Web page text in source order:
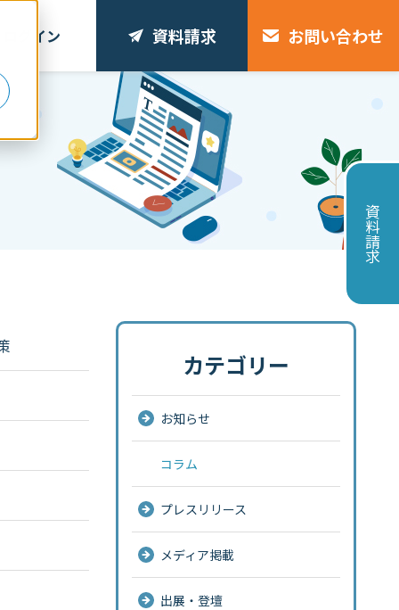
ログイン 資料請求 お問い合わせ
資料請求
カテゴリー
お知らせ
コラム
プレスリリース
メディア掲載
出展・登壇